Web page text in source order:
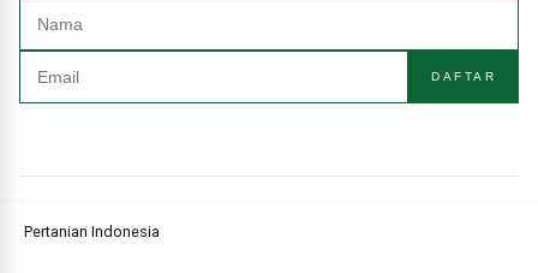
DAFTAR
Pertanian Indonesia